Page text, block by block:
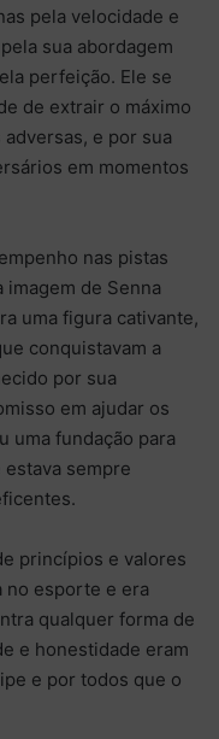
pela velocidade e
sua abordagem
perfeição. Ele se
de extrair o máximo
e por sua
em momentos
nas pistas
de Senna
uma figura cativante,
conquistavam a
por sua
em ajudar os
uma fundação para
sempre
princípios e valores
no esporte e era
qualquer forma de
e honestidade eram
e por todos que o